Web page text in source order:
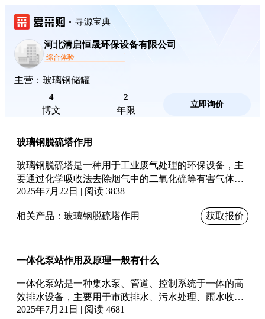
寻源宝典
河北清启恒晟环保设备有限公司
综合体验
主营：玻璃钢储罐
4
博文
2
年限
立即询价
玻璃钢脱硫塔作用
玻璃钢脱硫塔是一种用于工业废气处理的环保设备，主
要通过化学吸收法去除烟气中的二氧化硫等有害气体。
本文详细解析其核心作用，包括高效脱硫（效率可达
95%以上）、耐腐蚀性强、结构轻便等优势，并延伸介
绍其工作原理、应用场景及维护要点，为工业减排提供
2025年7月22日 | 阅读 3838
相关产品： 玻璃钢脱硫塔作用 获取报价
一体化泵站作用及原理一般有什么
一体化泵站是一种集水泵、管道、控制系统于一体的高
效排水设备，主要用于市政排水、污水处理、雨水收集
等领域。其核心作用包括提升液体输送效率、减少占地
2025年7月21日 | 阅读 4681